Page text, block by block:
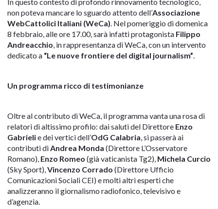
non poteva mancare lo sguardo attento dell’Associazione
WebCattolici Italiani (WeCa) . Nel pomeriggio di domenica
8 febbraio, alle ore 17.00, sarà infatti protagonista Filippo
Andreacchio , in rappresentanza di WeCa, con un intervento
dedicato a “Le nuove frontiere del digital journalism”
Un programma ricco di testimonianze
Oltre al contributo di WeCa, il programma vanta una rosa di
relatori di altissimo profilo: dai saluti del Direttore Enzo
Gabrielie dei vertici dell’OdG Calabria , si passerà ai
contributi di Andrea Monda (Direttore L’Osservatore
Romano), Enzo Romeo (già vaticanista Tg2), Michela Curcio
(Sky Sport), Vincenzo Corrado (Direttore Ufficio
Comunicazioni Sociali CEI) e molti altri esperti che
analizzeranno il giornalismo radiofonico, televisivo e
d’agenzia.